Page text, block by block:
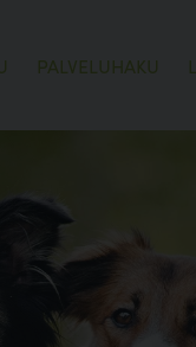
PALVELUHAKU